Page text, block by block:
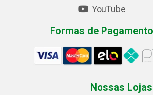
YouTube
Formas de Pagamento
Nossas Lojas